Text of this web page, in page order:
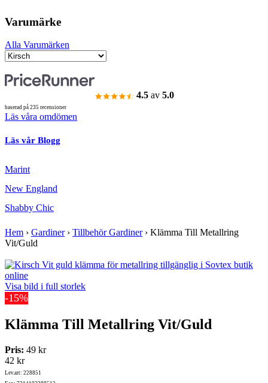
Varumärke
Alla Varumärken
4.5 av 5.0
baserad på 235 recensioner
Läs våra omdömen
Läs vår Blogg
Marint
New England
Shabby Chic
Hem › Gardiner› Tillbehör Gardiner› Klämma Till Metallring
Vit/Guld
Visa bild i full storlek
-15%
Klämma Till Metallring Vit/Guld
Pris: 49 kr
42 kr
Lev.art: 228851